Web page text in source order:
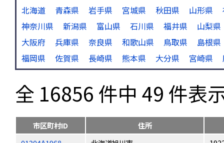
北海道 青森県 岩手県 宮城県 秋田県 山形県
神奈川県
新潟県 富山県 石川県 福井県
山梨県
大阪府
兵庫県 奈良県 和歌山県 鳥取県
島根県
福岡県
佐賀県 長崎県 熊本県 大分県 宮崎県
全 16856 件中 49 件表
市区町村ID
住所